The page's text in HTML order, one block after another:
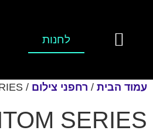
לחנות
עמוד הבית / רחפני צילום / PHANTOM SERIES
SERIES